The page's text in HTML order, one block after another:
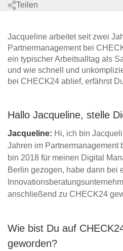
Teilen
Jacqueline arbeitet seit zwei
Partnermanagement bei
ein typischer Arbeitsalltag als
und wie schnell und
bei CHECK24 ablief, erfährst
Hallo Jacqueline, stelle
Jacqueline: Hi, ich bin
Jahren im Partnermanagement
bin 2018 für meinen Digital
Berlin gezogen, habe dann bei
anschließend zu CHECK24
Wie bist Du auf
geworden?